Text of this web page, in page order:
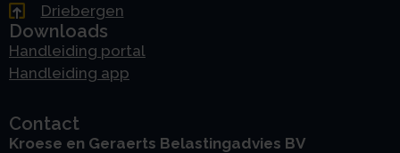
Driebergen
Downloads
Handleiding portal
Handleiding app
Contact
Kroese en Geraerts Belastingadvies BV